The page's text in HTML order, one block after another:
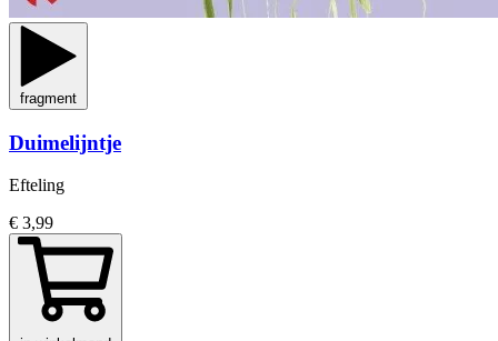
fragment
Duimelijntje
Efteling
€ 3,99